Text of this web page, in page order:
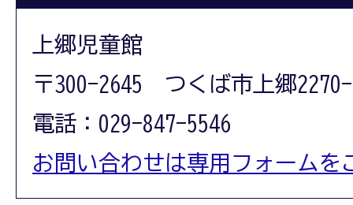
上郷児童館
〒300-2645 つくば市上郷
電話：029-847-5546
お問い合わせは専用フォームを